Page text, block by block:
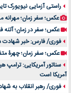
راستی آزمایی نیویورک
عکس؛ سفر زمان؛ مهرانه
عکس؛ سفر در زمان؛ آتنه فقیه نصیری در 23
فوری/ فارس: خبر شهادت
عکس؛ سفر زمان؛ چهرۀ متفاوت میترا
سناتور آمریکایی: ترامپ
آمریکا است
فوری/ رهبر انقلاب به